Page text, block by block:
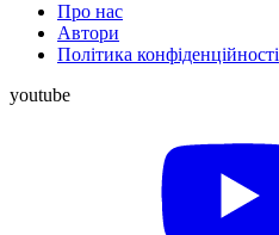
Про нас
Автори
Політика конфіденційності
youtube